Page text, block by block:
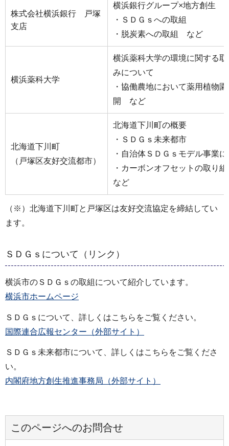
株式会社横浜銀行 戸塚
支店
横浜銀行グループ×地方創生
・ＳＤＧｓへの取組
・脱炭素への取組 など
横浜薬科大学
横浜薬科大学の環境に関する
みについて
・協働農地において薬用植物
開 など
北海道下川町
（戸塚区友好交流都市）
北海道下川町の概要
・ＳＤＧｓ未来都市
・自治体ＳＤＧｓモデル事業
・カーボンオフセットの取り
など
（※）北海道下川町と戸塚区は友好交流協定を締結してい
ます。
ＳＤＧｓについて（リンク）
横浜市のＳＤＧｓの取組について紹介しています。
横浜市ホームページ
ＳＤＧｓについて、詳しくはこちらをご覧ください。
国際連合広報センター（外部サイト）
ＳＤＧｓ未来都市について、詳しくはこちらをご覧くださ
い。
内閣府地方創生推進事務局（外部サイト）
このページへのお問合せ